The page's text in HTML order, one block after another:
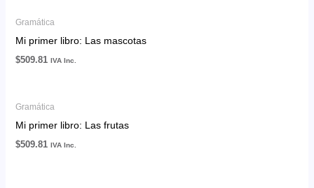
Gramática
Mi primer libro: Las mascotas
$509.81 IVA Inc.
Gramática
Mi primer libro: Las frutas
$509.81 IVA Inc.